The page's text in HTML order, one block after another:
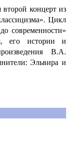
концерт из
Цикл
современности»
его истории и
В.А.
Эльвира и